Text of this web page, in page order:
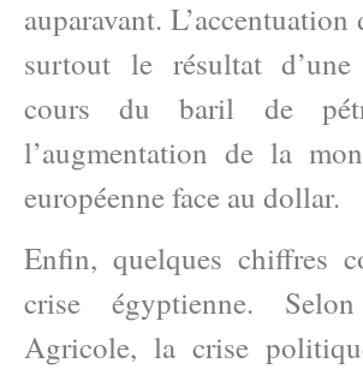
auparavant.
surtout le résultat d’une
cours du baril de
l’augmentation de la
européenne face au dollar.
Enfin, quelques chiffres
crise égyptienne.
Agricole, la crise